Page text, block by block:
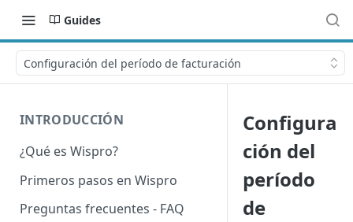
Guides
Configuración del período de facturación
INTRODUCCIÓN
¿Qué es Wispro?
Primeros pasos en Wispro
Preguntas frecuentes - FAQ
Configura
ción del
período
de